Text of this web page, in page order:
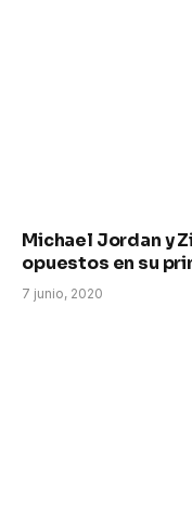
Michael Jordan y
opuestos en su
7 junio, 2020